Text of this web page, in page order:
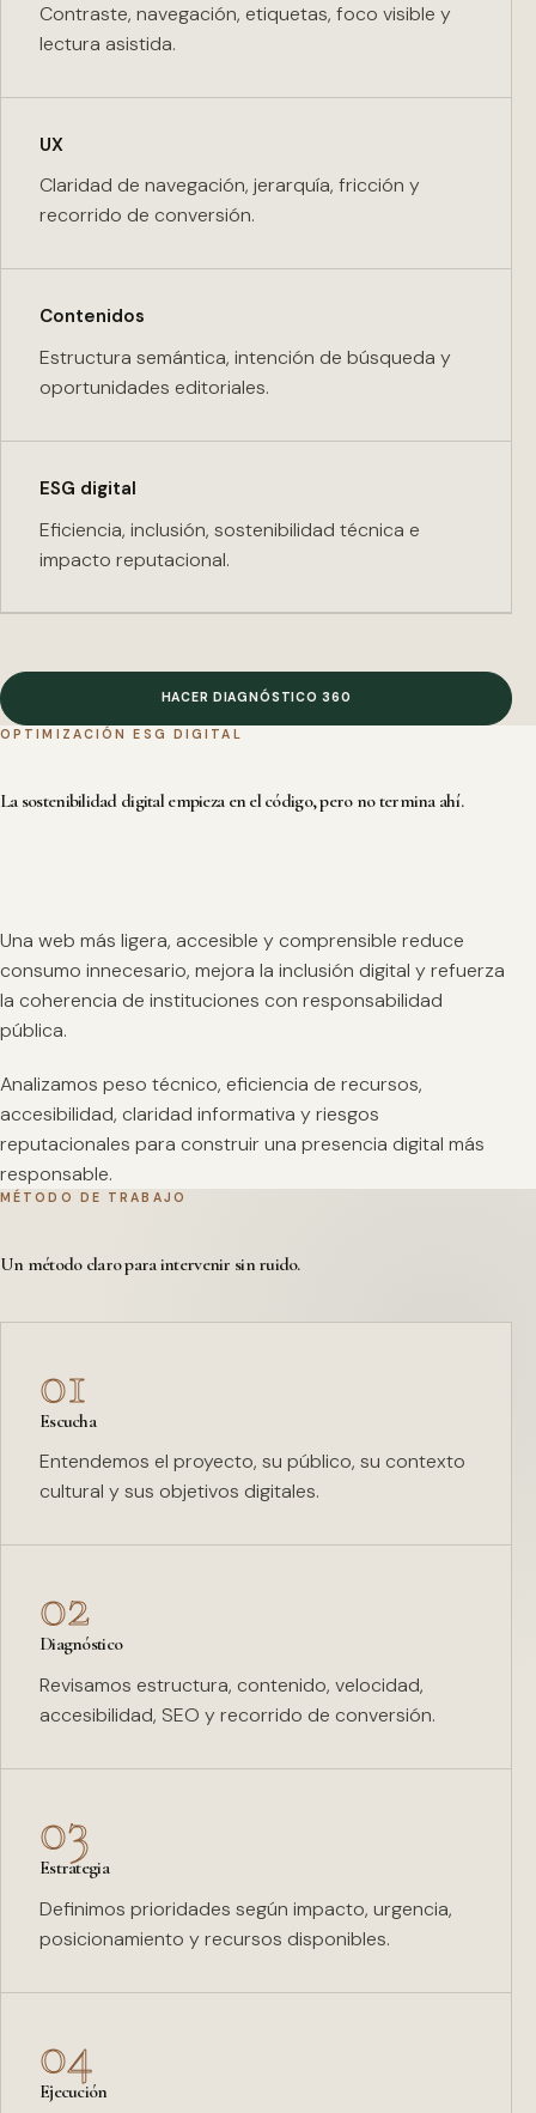
Contraste, navegación, etiquetas, foco visible y
lectura asistida.
UX
Claridad de navegación, jerarquía, fricción y
recorrido de conversión.
Contenidos
Estructura semántica, intención de búsqueda y
oportunidades editoriales.
ESG digital
Eficiencia, inclusión, sostenibilidad técnica e
impacto reputacional.
HACER DIAGNÓSTICO 360
OPTIMIZACIÓN ESG DIGITAL
La sostenibilidad digital empieza en el código, pero no termina ahí.
Una web más ligera, accesible y comprensible reduce
consumo innecesario, mejora la inclusión digital y refuerza
la coherencia de instituciones con responsabilidad
pública.
Analizamos peso técnico, eficiencia de recursos,
accesibilidad, claridad informativa y riesgos
reputacionales para construir una presencia digital más
responsable.
MÉTODO DE TRABAJO
Un método claro para intervenir sin ruido.
01
Escucha
Entendemos el proyecto, su público, su contexto
cultural y sus objetivos digitales.
02
Diagnóstico
Revisamos estructura, contenido, velocidad,
accesibilidad, SEO y recorrido de conversión.
03
Estrategia
Definimos prioridades según impacto, urgencia,
posicionamiento y recursos disponibles.
04
Ejecución